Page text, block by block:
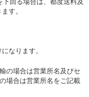
す。
なります。
の場合は営業所名及びセ
場合は営業所名をご記載